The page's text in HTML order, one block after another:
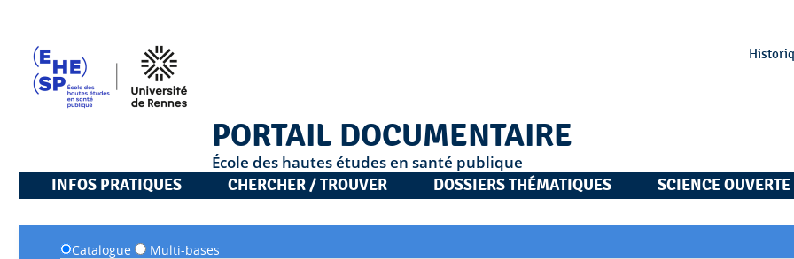
PORTAIL DOCUMENTAIRE
École des hautes études en santé publique
INFOS PRATIQUES
CHERCHER / TROUVER DOSSIERS THÉMATIQUES SCIENCE OUVERTE
Catalogue Multi-bases